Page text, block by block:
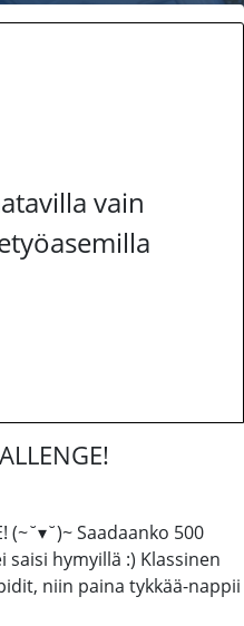
vain
(~˘▾˘)~ Saadaanko 500
saisi hymyillä :) Klassinen
niin paina tykkää-nappii